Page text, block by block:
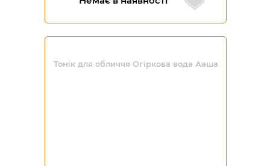
Тонік для обличчя Огіркова вода Ааша